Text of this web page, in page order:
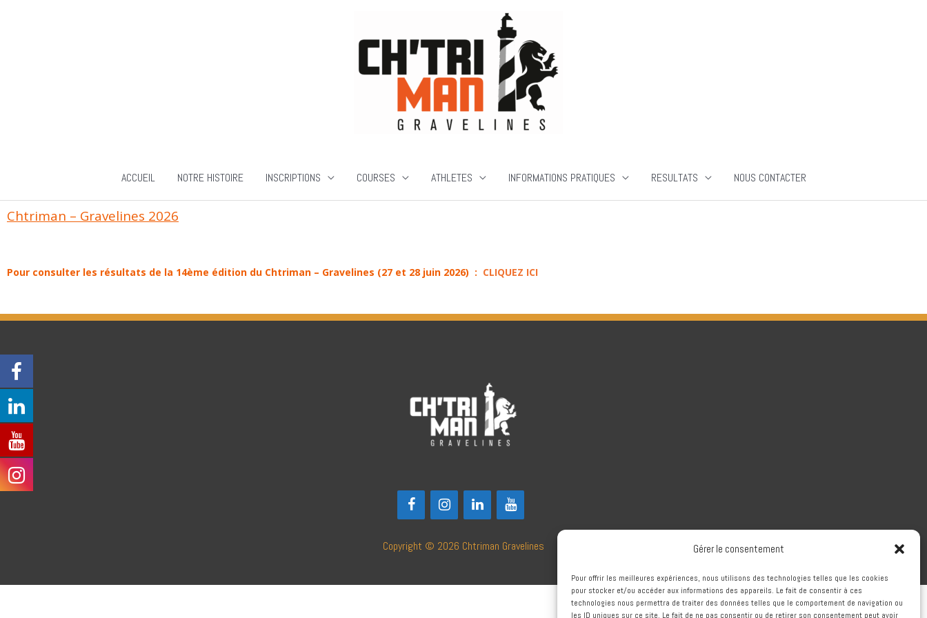
Gérer le consentement
Pour offrir les meilleures expériences, nous utilisons des technologies telles que les cookies
pour stocker et/ou accéder aux informations des appareils. Le fait de consentir à ces
technologies nous permettra de traiter des données telles que le comportement de navigation ou
les ID uniques sur ce site. Le fait de ne pas consentir ou de retirer son consentement peut avoir
ACCUEIL NOTRE HISTOIRE INSCRIPTIONS COURSES ATHLETES INFORMATIONS PRATIQUES RESULTATS NOUS CONTACTER
Chtriman – Gravelines 2026
Pour consulter les résultats de la 14ème édition du Chtriman – Gravelines (27 et 28 juin 2026) : CLIQUEZ ICI
Copyright © 2026 Chtriman Gravelines